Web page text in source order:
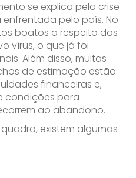
se explica pela crise
pelo país. No
boatos a respeito dos
vírus, o que já foi
Além disso, muitas
de estimação estão
financeiras e,
condições para
ao abandono.
existem algumas